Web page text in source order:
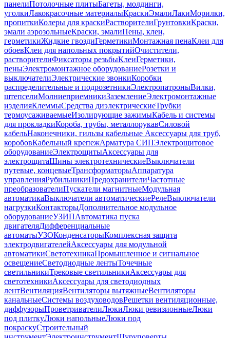
панелиПотолочные плитыБагеты, молдинги,
уголкиЛакокрасочные материалыКраскиЭмалиЛакиМорилки,
пропиткиКолеры для краскиРастворителиГрунтовкиКраски,
эмали аэрозольныеКраски, эмалиПены, клеи,
герметикиЖидкие гвоздиГерметикиМонтажная пенаКлеи для
обоевКлеи для напольных покрытийОчистители,
растворителиФиксаторы резьбыКлеиГерметики,
пеныЭлектромонтажное оборудованиеРозетки и
выключателиЭлектрические звонкиКоробки
распределительные и подрозетникиЭлектропатроныВилки,
штепселиМолниеприемникиЗаземлениеЭлектромонтажные
изделияКлеммыСредства диэлектрическиеТрубки
термоусаживаемыеИзолирующие зажимыКабель и системы
для прокладкиКороба, трубы, металлорукавСиловой
кабельНаконечники, гильзы кабельные Аксессуары для труб,
коробовКабельный крепежАрматура СИПЭлектрощитовое
оборудованиеЭлектрощитыАксессуары для
электрощитаШины электротехническиеВыключатели
путевые, концевыеТрансформаторыАппаратура
управленияРубильникиПредохранителиЧастотные
преобразователиПускатели магнитныеМодульная
автоматикаВыключатели автоматическиеРелеВыключатели
нагрузкиКонтакторыДополнительное модульное
оборудованиеУЗИПАвтоматика пуска
двигателяДифференциальные
автоматыУЗОКонденсаторыКомплексная защита
электродвигателейАксессуары для модульной
автоматикиСветотехникаПромышленное и сигнальное
освещениеСветодиодные лентыТочечные
светильникиТрековые светильникиАксессуары для
светотехникиАксессуары для светодиодных
лентВентиляцияВентиляторы вытяжныеВентиляторы
канальныеСистемы воздуховодовРешетки вентиляционные,
диффузорыПроветривателиЛюкиЛюки ревизионныеЛюки
под плиткуЛюки напольныеЛюки под
покраскуСтроительный